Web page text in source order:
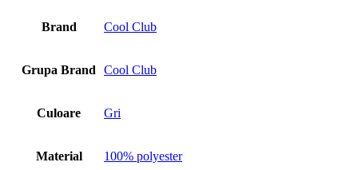
Brand Cool Club
Grupa Brand Cool Club
Culoare Gri
Material 100% polyester